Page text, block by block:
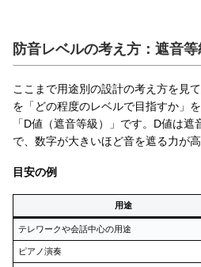
防音レベルの考え方：遮音
ここまで用途別の設計の考え方を見
を「どの程度のレベルで目指すか」
「D値（遮音等級）」です。D値は
で、数字が大きいほど音を遮る力が
目安の例
用途
テレワークや会話中心の用途
ピアノ演奏